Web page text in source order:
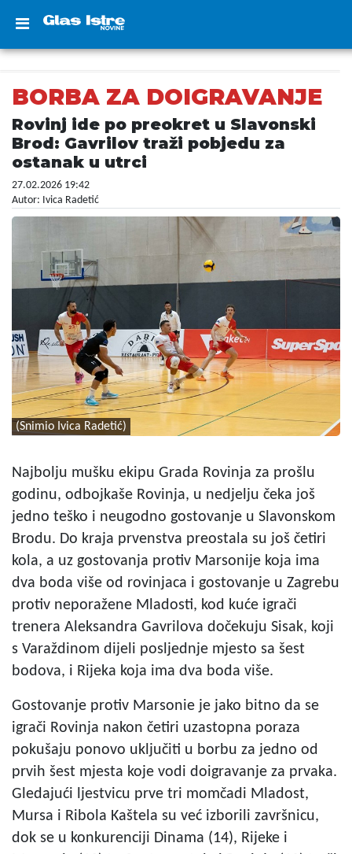
BORBA ZA DOIGRAVANJE
Rovinj ide po preokret u Slavonski
Brod: Gavrilov traži pobjedu za
ostanak u utrci
27.02.2026 19:42
Autor: Ivica Radetić
(Snimio Ivica Radetić)
Najbolju mušku ekipu Grada Rovinja za prošlu
godinu, odbojkaše Rovinja, u nedjelju čeka još
jedno teško i neugodno gostovanje u Slavonskom
Brodu. Do kraja prvenstva preostala su još četiri
kola, a uz gostovanja protiv Marsonije koja ima
dva boda više od rovinjaca i gostovanje u Zagrebu
protiv neporažene Mladosti, kod kuće igrači
trenera Aleksandra Gavrilova dočekuju Sisak, koji
s Varaždinom dijeli posljednje mjesto sa šest
bodova, i Rijeka koja ima dva boda više.
Gostovanje protiv Marsonie je jako bitno da se
igrači Rovinja nakon četiri uzastopna poraza
pokušaju ponovo uključiti u borbu za jedno od
prvih šest mjesta koje vodi doigravanje za prvaka.
Gledajući ljestvicu prve tri momčadi Mladost,
Mursa i Ribola Kaštela su već izborili završnicu,
dok se u konkurenciji Dinama (14), Rijeke i